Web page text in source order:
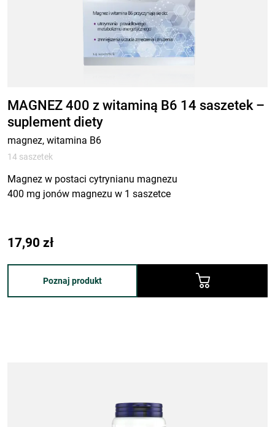
MAGNEZ 400 z witaminą B6 14 saszetek –
suplement diety
magnez, witamina B6
14 saszetek
Magnez w postaci cytrynianu magnezu
400 mg jonów magnezu w 1 saszetce
17,90 zł
Poznaj produkt